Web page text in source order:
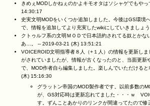
きめぇMODしかねぇのかよキモオタはソシャゲでもやっ
14:30:17
史実文明MODをいくつか追加しました。今後はGS環境
で、情報を追加してより充実したwikiにしていきましょ
クトゥルフ系の文明ＭＯＤで日本語約されてる奴とか
あ…。 -- 2019-03-21 (木) 13:51:21
VOICEROID文明指導者８人（+１人）の情報を更新し
がされていましたが、情報が古くなったのと、当面更新
で、MOD作者自ら編集しました。楽しんでいただけると
(木) 15:16:30
グラットン帝国のMOD製作者です。以前多数の
が、GS対応時は更新忘れてました・・・ｗ
す。ずんことあかりのリンクが間違ってたので修